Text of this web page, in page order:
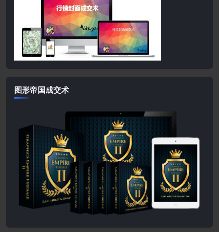
图形帝国成交术